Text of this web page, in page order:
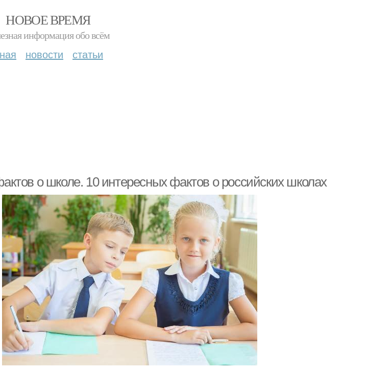
НОВОЕ ВРЕМЯ
информация обо всём
новости статьи
о школе. 10 интересных фактов о российских школах